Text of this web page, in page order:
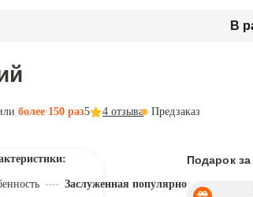
В
более 150 раз5 4 отзыва Предзаказ
Заслуженная популярность
Подарок за